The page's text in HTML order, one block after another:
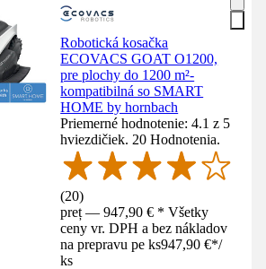
Robotická kosačka
ECOVACS GOAT O1200,
pre plochy do 1200 m²-
kompatibilná so SMART
HOME by hornbach
Priemerné hodnotenie: 4.1 z 5
hviezdičiek. 20 Hodnotenia.
(20)
preț — 947,90 € * Všetky
ceny vr. DPH a bez nákladov
na prepravu pe ks947,90 €*/
ks